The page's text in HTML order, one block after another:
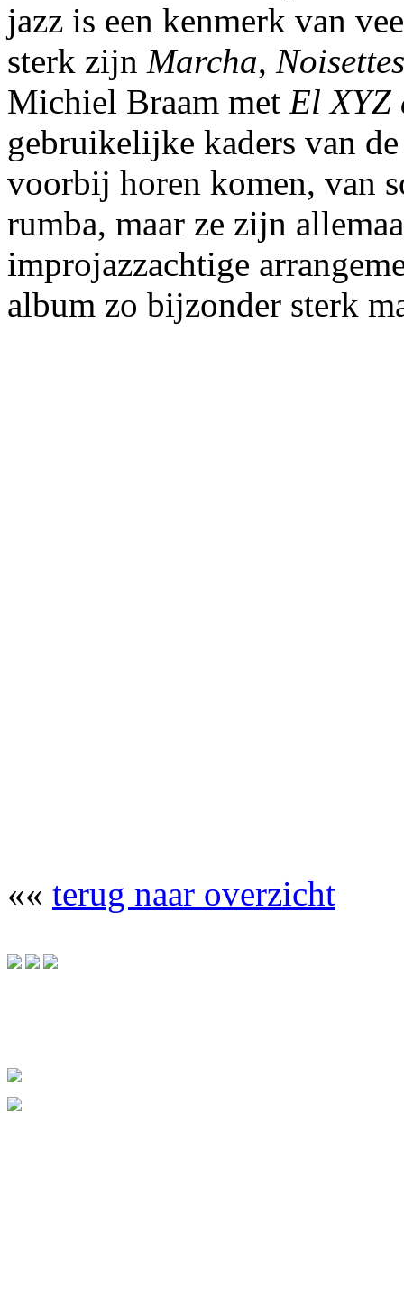
jazz is een kenmerk van
sterk zijn Marcha, Noisettes
Michiel Braam met El XYZ
gebruikelijke kaders van
voorbij horen komen, van
rumba, maar ze zijn
improjazzachtige
album zo bijzonder sterk
«« terug naar overzicht